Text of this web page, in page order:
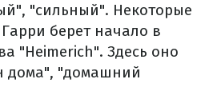
"сильный". Некоторые
берет начало в
"Heimerich". Здесь оно
дома", "домашний